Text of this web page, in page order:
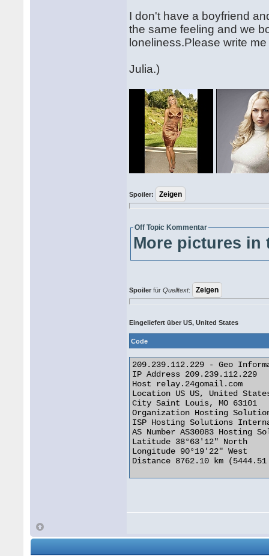
I don't have a boyfriend
the same feeling and we
loneliness.Please write
Julia.)
Spoiler:
Off Topic Kommentar
More pictures in
Spoiler fürQuelltext:
Eingeliefert über US, United States
Code
209.239.112.229 - Geo
IP Address 209.239.112.229
Host relay.24gomail.com
Location US US, United
City Saint Louis, MO 63101
Organization Hosting
ISP Hosting Solutions
AS Number AS30083
Latitude 38°63'12" North
Longitude 90°19'22" West
Distance 8762.10 km